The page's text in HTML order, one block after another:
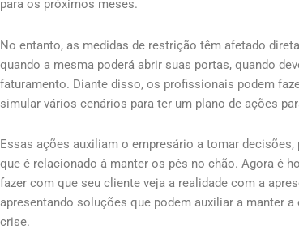
para os próximos meses.
No entanto, as medidas de restrição têm afetado
quando a mesma poderá abrir suas portas, quando
faturamento. Diante disso, os profissionais podem
simular vários cenários para ter um plano de ações
Essas ações auxiliam o empresário a tomar
que é relacionado à manter os pés no chão. Agora é
fazer com que seu cliente veja a realidade com a
apresentando soluções que podem auxiliar a manter
crise.